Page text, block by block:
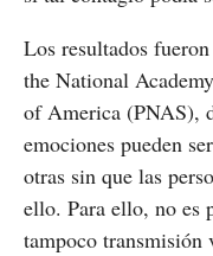
Los resultados
the National
of America (PNAS),
emociones pueden
otras sin que las
ello. Para ello, no es
tampoco transmisión